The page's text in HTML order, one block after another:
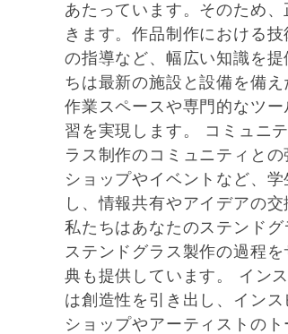
あたっています。そのため
きます。作品制作における
の指導など、幅広い知識を
ちは最新の施設と設備を備
作業スペースや専門的なツ
習を実現します。 コミュニ
ラス制作のコミュニティと
ショップやイベントなど、
し、情報共有やアイデアの
私たちはあなたのステンド
ステンドグラス製作の過程
典も提供しています。 イン
は創造性を引き出し、イン
ショップやアーティストの